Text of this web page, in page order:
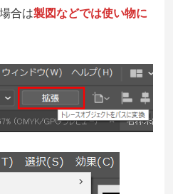
合は製図などでは使い物に